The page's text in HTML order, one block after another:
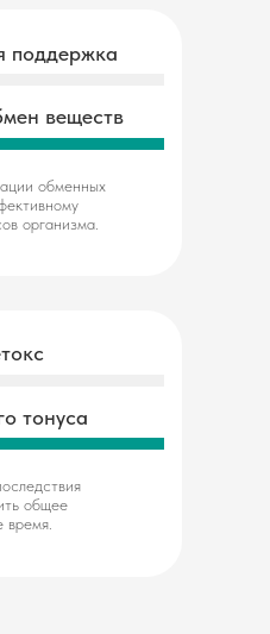
обменных
организма.
поддержка
веществ
общее
время.
тонуса